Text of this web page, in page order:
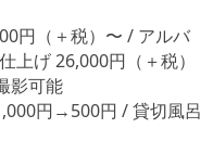
円（＋税）〜 / アルバ
上げ 26,000円（＋税）
影可能
円→500円 / 貸切風呂